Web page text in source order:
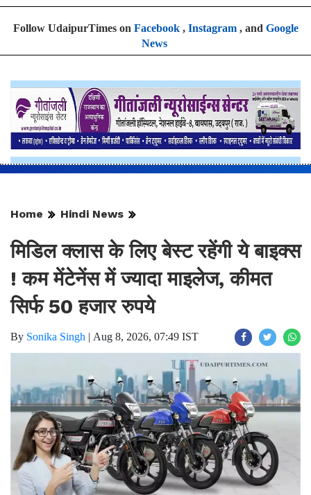
Follow UdaipurTimes on Facebook, Instagram, and Google
News
Home Hindi News
मिडिल क्लास के लिए बेस्ट रहेंगी ये बाइक्स
! कम मेंटेनेंस में ज्यादा माइलेज, कीमत
सिर्फ 50 हजार रुपये
By Sonika Singh | Aug 8, 2026, 07:49 IST